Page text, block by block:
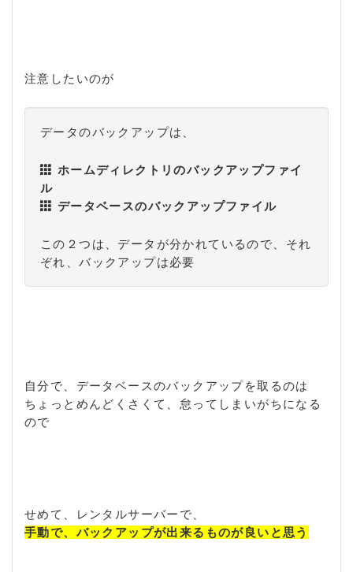
注意したいのが
データのバックアップは、
ホームディレクトリのバックアップファイ
ル
データベースのバックアップファイル
この２つは、データが分かれているので、それ
ぞれ、バックアップは必要
自分で、データベースのバックアップを取るのは
ちょっとめんどくさくて、怠ってしまいがちになる
ので
せめて、レンタルサーバーで、
手動で、バックアップが出来るものが良いと思う